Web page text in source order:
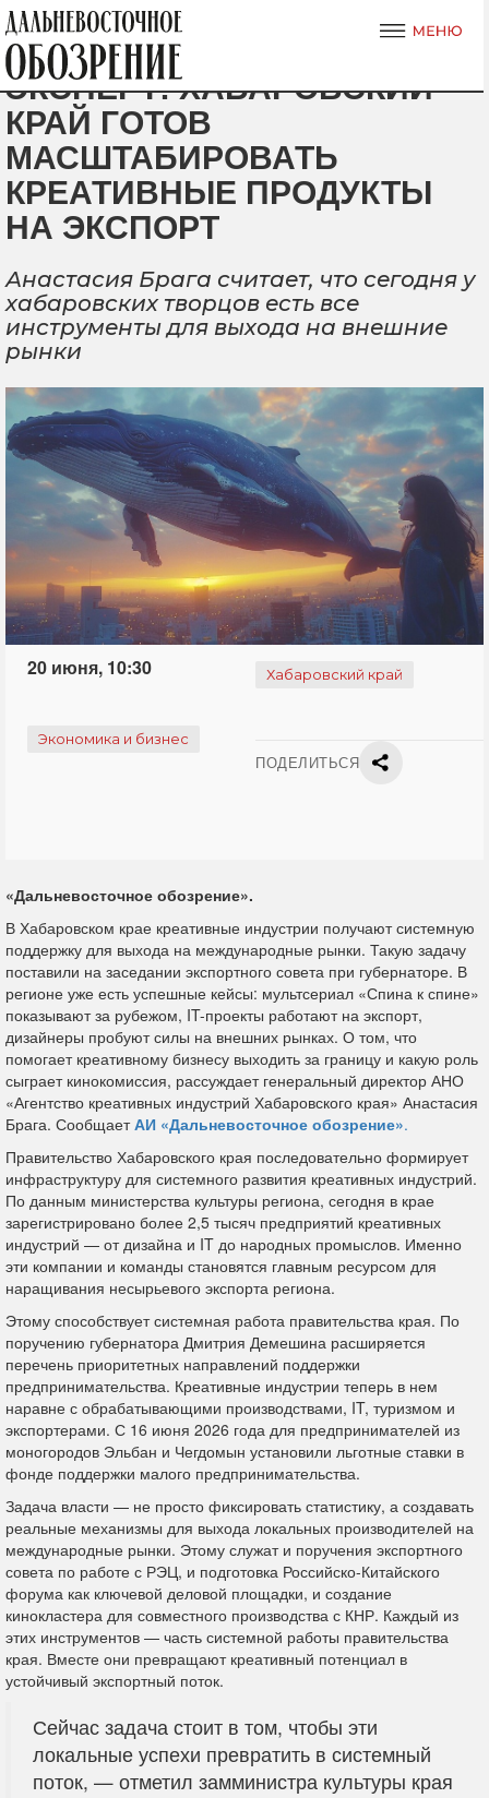
ЭКСПЕРТ: ХАБАРОВСКИЙ
КРАЙ ГОТОВ
МАСШТАБИРОВАТЬ
КРЕАТИВНЫЕ ПРОДУКТЫ
НА ЭКСПОРТ
Анастасия Брага считает, что сегодня у
хабаровских творцов есть все
инструменты для выхода на внешние
рынки
20 июня, 10:30 Хабаровский край
Экономика и бизнес
ПОДЕЛИТЬСЯ
«Дальневосточное обозрение».
В Хабаровском крае креативные индустрии получают системную
поддержку для выхода на международные рынки. Такую задачу
поставили на заседании экспортного совета при губернаторе. В
регионе уже есть успешные кейсы: мультсериал «Спина к спине»
показывают за рубежом, IT-проекты работают на экспорт,
дизайнеры пробуют силы на внешних рынках. О том, что
помогает креативному бизнесу выходить за границу и какую роль
сыграет кинокомиссия, рассуждает генеральный директор АНО
«Агентство креативных индустрий Хабаровского края» Анастасия
Брага. СообщаетАИ «Дальневосточное обозрение».
Правительство Хабаровского края последовательно формирует
инфраструктуру для системного развития креативных индустрий.
По данным министерства культуры региона, сегодня в крае
зарегистрировано более 2,5 тысяч предприятий креативных
индустрий — от дизайна и IT до народных промыслов. Именно
эти компании и команды становятся главным ресурсом для
наращивания несырьевого экспорта региона.
Этому способствует системная работа правительства края. По
поручению губернатора Дмитрия Демешина расширяется
перечень приоритетных направлений поддержки
предпринимательства. Креативные индустрии теперь в нем
наравне с обрабатывающими производствами, IT, туризмом и
экспортерами. С 16 июня 2026 года для предпринимателей из
моногородов Эльбан и Чегдомын установили льготные ставки в
фонде поддержки малого предпринимательства.
Задача власти — не просто фиксировать статистику, а создавать
реальные механизмы для выхода локальных производителей на
международные рынки. Этому служат и поручения экспортного
совета по работе с РЭЦ, и подготовка Российско-Китайского
форума как ключевой деловой площадки, и создание
кинокластера для совместного производства с КНР. Каждый из
этих инструментов — часть системной работы правительства
края. Вместе они превращают креативный потенциал в
устойчивый экспортный поток.
Сейчас задача стоит в том, чтобы эти
локальные успехи превратить в системный
поток, — отметил замминистра культуры края